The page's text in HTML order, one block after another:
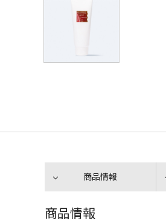
商品情報
商品情報